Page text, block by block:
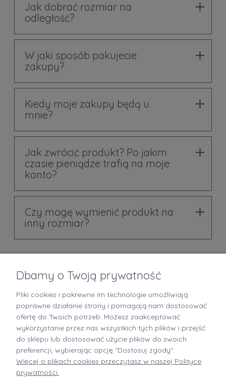
Jak dobrać rozmiar na
odległość?
W jaki sposób pakujecie
zakupy?
Kiedy moje zakupy będą u
mnie?
Jak zwrócić produkt? Po jakim
czasie pieniądze trafią na moje
konto?
Czy mogę wymienić produkt na
inny rozmiar?
+48 519 712 949
kontakt@brastory.pl
(od poniedziałku do piątku, w godzinach 9:00-15:00 oraz w soboty od 9:00-13:00)
Dbamy o Twoją prywatność
Pliki cookies i pokrewne im technologie umożliwiają
poprawne działanie strony i pomagają nam dostosować
ofertę do Twoich potrzeb. Możesz zaakceptować
wykorzystanie przez nas wszystkich tych plików i przejść
do sklepu lub dostosować użycie plików do swoich
preferencji, wybierając opcję "Dostosuj zgody".
Więcej o plikach cookies przeczytasz w naszej Polityce
prywatności.